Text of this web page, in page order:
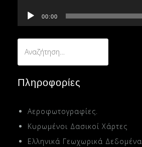
00:00
για:
Πληροφορίες
Αεροφωτογραφίες.
Κυρωμένοι Δασικοί Χάρτες
Ελληνικά Γεωχωρικά Δεδομένα